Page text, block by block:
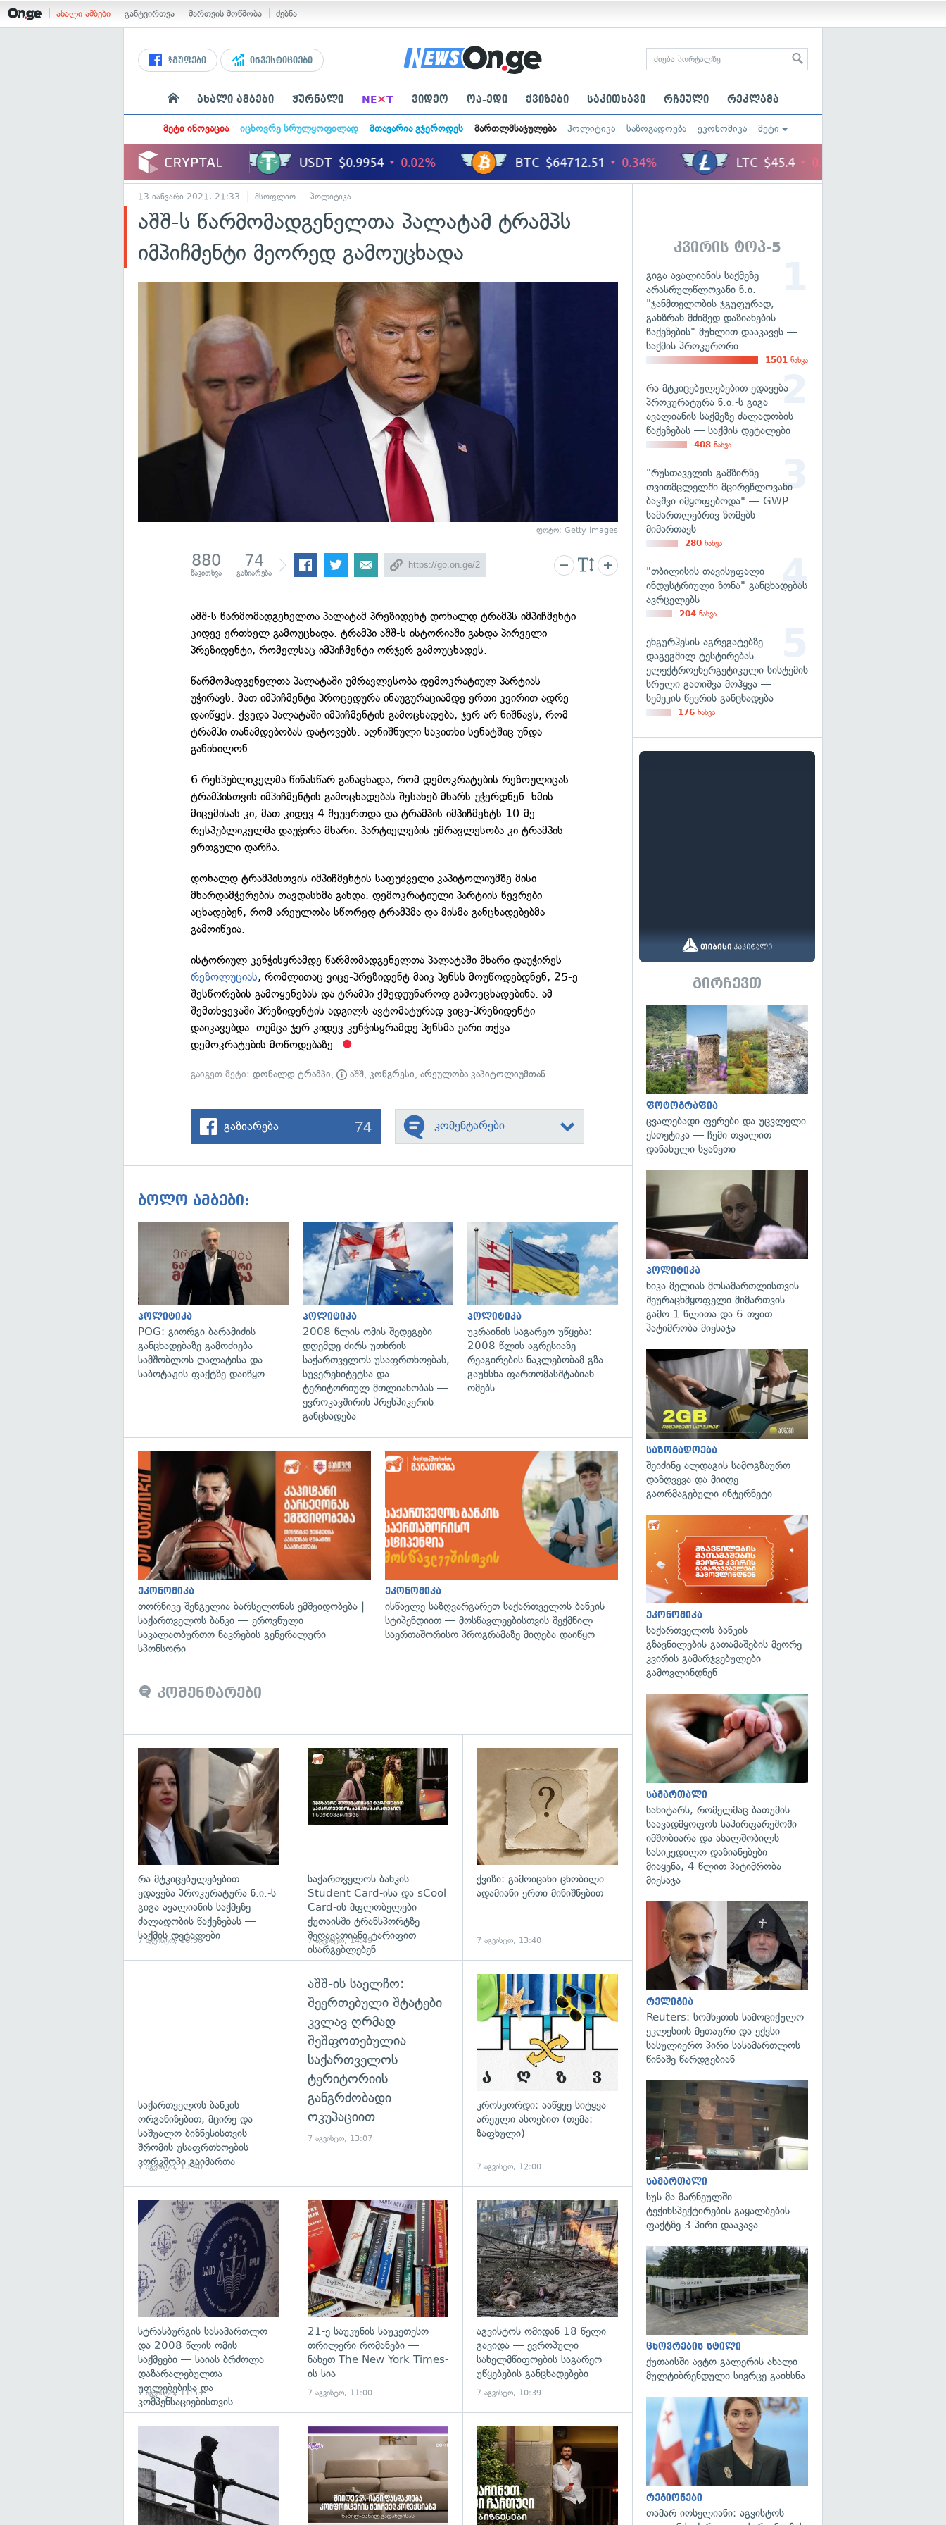
ახალი ამბები განტვირთვა მართვის მოწმობა ძებნა
ჯგუფები ინვესტიციები
ახალი ამბები ჟურნალი NE×T ვიდეო ოპ-ედი ქვიზები საკითხავი რჩეული რეკლამა
მეტი ინოვაცია იცხოვრე სრულყოფილად მთავარია გჯეროდეს მართლმსაჯულება პოლიტიკა საზოგადოება ეკონომიკა მეტი
13 იანვარი 2021, 21:33 მსოფლიო პოლიტიკა
აშშ-ს წარმომადგენელთა პალატამ ტრამპს
იმპიჩმენტი მეორედ გამოუცხადა
ფოტო: Getty Images
880
წაკითხვა
74
გაზიარება
აშშ-ს წარმომადგენელთა პალატამ პრეზიდენტ დონალდ ტრამპს იმპიჩმენტი
კიდევ ერთხელ გამოუცხადა. ტრამპი აშშ-ს ისტორიაში გახდა პირველი
პრეზიდენტი, რომელსაც იმპიჩმენტი ორჯერ გამოუცხადეს.
წარმომადგენელთა პალატაში უმრავლესობა დემოკრატიულ პარტიას
უჭირავს. მათ იმპიჩმენტი პროცედურა ინაუგურაციამდე ერთი კვირით ადრე
დაიწყეს. ქვედა პალატაში იმპიჩმენტის გამოცხადება, ჯერ არ ნიშნავს, რომ
ტრამპი თანამდებობას დატოვებს. აღნიშნული საკითხი სენატშიც უნდა
განიხილონ.
6 რესპუბლიკელმა წინასწარ განაცხადა, რომ დემოკრატების რეზოულიცას
ტრამპისთვის იმპიჩმენტის გამოცხადებას შესახებ მხარს უჭერდნენ. ხმის
მიცემისას კი, მათ კიდევ 4 შეუერთდა და ტრამპის იმპიჩმენტს 10-მე
რესპუბლიკელმა დაუჭირა მხარი. პარტიელების უმრავლესობა კი ტრამპის
ერთგული დარჩა.
დონალდ ტრამპისთვის იმპიჩმენტის საფუძველი კაპიტოლიუმზე მისი
მხარდამჭერების თავდასხმა გახდა. დემოკრატიული პარტიის წევრები
აცხადებენ, რომ არეულობა სწორედ ტრამპმა და მისმა განცხადებებმა
გამოიწვია.
ისტორიულ კენჭისყრამდე წარმომადგენელთა პალატაში მხარი დაუჭირეს
რეზოლუციას, რომლითაც ვიცე-პრეზიდენტ მაიკ პენსს მოუწოდებდნენ, 25-ე
შესწორების გამოყენებას და ტრამპი ქმედუუნაროდ გამოეცხადებინა. ამ
შემთხვევაში პრეზიდენტის ადგილს ავტომატურად ვიცე-პრეზიდენტი
დაიკავებდა. თუმცა ჯერ კიდევ კენჭისყრამდე პენსმა უარი თქვა
დემოკრატების მოწოდებაზე.
გაიგეთ მეტი:დონალდ ტრამპი, აშშ,კონგრესი,არეულობა კაპიტოლიუმთან
გაზიარება 74 კომენტარები
ბოლო ამბები:
გადახედვა
პოლიტიკა
POG: გიორგი ბარამიძის
განცხადებაზე გამოძიება
სამშობლოს ღალატისა და
საბოტაჟის ფაქტზე დაიწყო
გადახედვა
პოლიტიკა
2008 წლის ომის შედეგები
დღემდე ძირს უთხრის
საქართველოს უსაფრთხოებას,
სუვერენიტეტსა და
ტერიტორიულ მთლიანობას —
ევროკავშირის პრესპიკერის
განცხადება
გადახედვა
პოლიტიკა
უკრაინის საგარეო უწყება:
2008 წლის აგრესიაზე
რეაგირების ნაკლებობამ გზა
გაუხსნა ფართომასშტაბიან
ომებს
ეკონომიკა
თორნიკე შენგელია ბარსელონას ემშვიდობება |
საქართველოს ბანკი — ეროვნული
საკალათბურთო ნაკრების გენერალური
სპონსორი
ეკონომიკა
ისწავლე საზღვარგარეთ საქართველოს ბანკის
სტიპენდიით — მოსწავლეებისთვის შექმნილ
საერთაშორისო პროგრამაზე მიღება დაიწყო
კომენტარები
გადახედვა
რა მტკიცებულებებით
ედავება პროკურატურა ნ.ი.-ს
გიგა ავალიანის საქმეზე
ძალადობის წაქეზებას —
საქმის დეტალები
7 აგვისტო, 16:50
საქართველოს ბანკის
Student Card-ისა და sCool
Card-ის მფლობელები
ქუთაისში ტრანსპორტზე
შეღავათიანი ტარიფით
ისარგებლებენ
7 აგვისტო, 14:49
ქვიზი: გამოიცანი ცნობილი
ადამიანი ერთი მინიშნებით
7 აგვისტო, 13:40
საქართველოს ბანკის
ორგანიზებით, მცირე და
საშუალო ბიზნესისთვის
შრომის უსაფრთხოების
ვორკშოპი გაიმართა
7 აგვისტო, 13:40
აშშ-ის საელჩო:
შეერთებული შტატები
კვლავ ღრმად
შეშფოთებულია
საქართველოს
ტერიტორიის
განგრძობადი
ოკუპაციით
7 აგვისტო, 13:07
გადახედვა
კროსვორდი: ააწყვე სიტყვა
არეული ასოებით (თემა:
ზაფხული)
7 აგვისტო, 12:00
გადახედვა
სტრასბურგის სასამართლო
და 2008 წლის ომის
საქმეები — საიას ბრძოლა
დაზარალებულთა
უფლებებისა და
კომპენსაციებისთვის
7 აგვისტო, 11:53
გადახედვა
21-ე საუკუნის საუკეთესო
თრილერი რომანები —
ნახეთ The New York Times-
ის სია
7 აგვისტო, 11:00
გადახედვა
აგვისტოს ომიდან 18 წელი
გავიდა — ევროპული
სახელმწიფოების საგარეო
უწყებების განცხადებები
7 აგვისტო, 10:39
გადახედვა
კვირის ტოპ-5
გიგა ავალიანის საქმეზე
არასრულწლოვანი ნ.ი.
"ჯანმთელობის ჯგუფურად,
განზრახ მძიმედ დაზიანების
წაქეზების" მუხლით დააკავეს —
საქმის პროკურორი
1501 ნახვა
რა მტკიცებულებებით ედავება
პროკურატურა ნ.ი.-ს გიგა
ავალიანის საქმეზე ძალადობის
წაქეზებას — საქმის დეტალები
408 ნახვა
"რუსთაველის გამზირზე
თვითმცლელში მცირეწლოვანი
ბავშვი იმყოფებოდა" — GWP
სამართლებრივ ზომებს
მიმართავს
280 ნახვა
"თბილისის თავისუფალი
ინდუსტრიული ზონა" განცხადებას
ავრცელებს
204 ნახვა
ენგურჰესის აგრეგატებზე
დაგეგმილ ტესტირებას
ელექტროენერგეტიკული სისტემის
სრული გათიშვა მოჰყვა —
სემეკის წევრის განცხადება
176 ნახვა
გირჩევთ
ფოტოგრაფია
ცვალებადი ფერები და უცვლელი
ესთეტიკა — ჩემი თვალით
დანახული სვანეთი
პოლიტიკა
ნიკა მელიას მოსამართლისთვის
შეურაცხმყოფელი მიმართვის
გამო 1 წლითა და 6 თვით
პატიმრობა მიესაჯა
საზოგადოება
შეიძინე ალდაგის სამოგზაურო
დაზღვევა და მიიღე
გაორმაგებული ინტერნეტი
ეკონომიკა
საქართველოს ბანკის
გზავნილების გათამაშების მეორე
კვირის გამარჯვებულები
გამოვლინდნენ
სამართალი
სანიტარს, რომელმაც ბათუმის
საავადმყოფოს საპირფარეშოში
იმშობიარა და ახალშობილს
სასიკვდილო დაზიანებები
მიაყენა, 4 წლით პატიმრობა
მიესაჯა
რელიგია
Reuters: სომხეთის სამოციქულო
ეკლესიის მეთაური და ექვსი
სასულიერო პირი სასამართლოს
წინაშე წარდგებიან
სამართალი
სუს-მა მარნეულში
ტექინსპექტირების გაყალბების
ფაქტზე 3 პირი დააკავა
ცხოვრების სტილი
ქუთაისში ავტო გალერის ახალი
მულტიბრენდული სივრცე გაიხსნა
რეგიონები
თამარ იოსელიანი: აგვისტოს